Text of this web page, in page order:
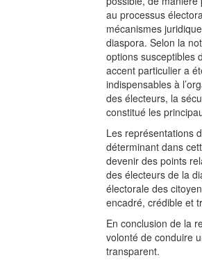
au processus
mécanismes
diaspora. Selon la
options susceptibles
accent particulier a
indispensables à
des électeurs, la
constitué les
Les représentations
déterminant dans
devenir des points
des électeurs de la
électorale des
encadré, crédible et
En conclusion de la
volonté de conduire
transparent.